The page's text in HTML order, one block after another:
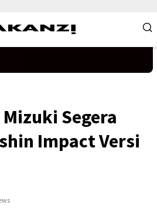
Segera
Impact Versi